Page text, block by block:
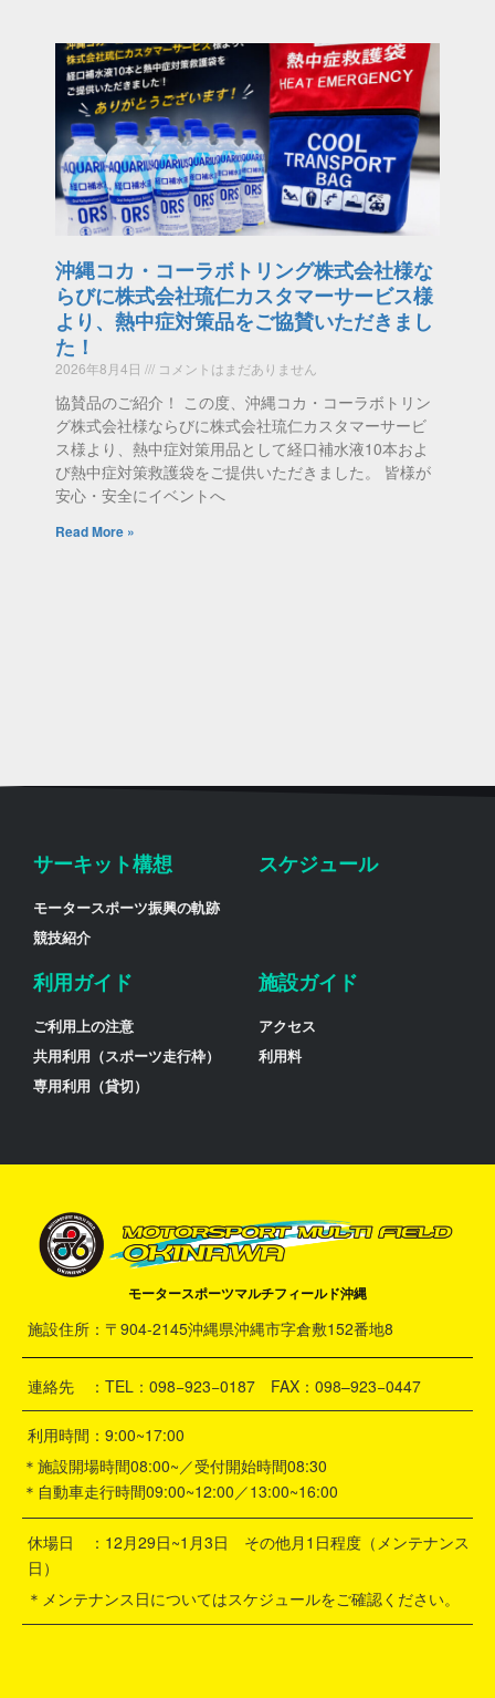
沖縄コカ・コーラボトリング株式会社様な
らびに株式会社琉仁カスタマーサービス様
より、熱中症対策品をご協賛いただきまし
た！
2026年8月4日 コメントはまだありません
協賛品のご紹介！ この度、沖縄コカ・コーラボトリン
グ株式会社様ならびに株式会社琉仁カスタマーサービ
ス様より、熱中症対策用品として経口補水液10本およ
び熱中症対策救護袋をご提供いただきました。 皆様が
安心・安全にイベントへ
Read More »
サーキット構想
モータースポーツ振興の軌跡
競技紹介
スケジュール
利用ガイド
ご利用上の注意
共用利用（スポーツ走行枠）
専用利用（貸切）
施設ガイド
アクセス
利用料
モータースポーツマルチフィールド沖縄
施設住所：〒904-2145沖縄県沖縄市字倉敷152番地8
連絡先 ：TEL：098−923−0187 FAX：098–923−0447
利用時間：9:00~17:00
＊施設開場時間08:00~／受付開始時間08:30
＊自動車走行時間09:00~12:00／13:00~16:00
休場日 ：12月29日~1月3日 その他月1日程度（メンテナンス
日）
＊メンテナンス日についてはスケジュールをご確認ください。